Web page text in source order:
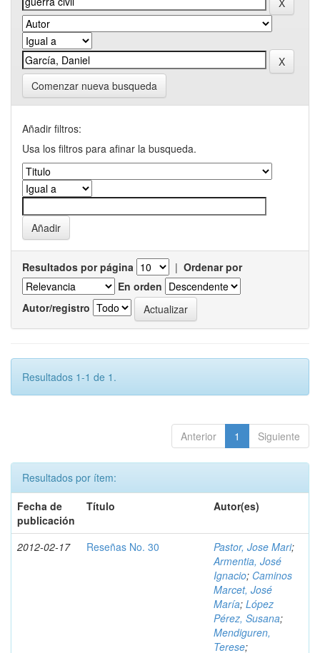
Comenzar nueva busqueda
Añadir filtros:
Usa los filtros para afinar la busqueda.
Resultados por página | Ordenar por
En orden
Autor/registro
Resultados 1-1 de 1.
Anterior 1 Siguiente
Resultados por ítem:
Fecha de
publicación
Título Autor(es)
2012-02-17 Reseñas No. 30 Pastor, Jose Mari;
Armentia, José
Ignacio; Caminos
Marcet, José
María; López
Pérez, Susana;
Mendiguren,
Terese;